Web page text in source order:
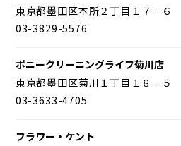
東京都墨田区本所２丁目１７－６
03-3829-5576
ポニークリーニングライフ菊川店
東京都墨田区菊川１丁目１８－５
03-3633-4705
フラワー・ケント